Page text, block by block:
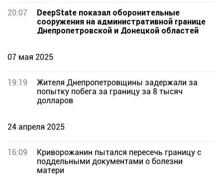
20:07
DeepState показал оборонительные
сооружения на административной границе
Днепропетровской и Донецкой областей
07 мая 2025
19:19
Жителя Днепропетровщины задержали за
попытку побега за границу за 8 тысяч
долларов
24 апреля 2025
16:09
Криворожанин пытался пересечь границу с
поддельными документами о болезни
матери